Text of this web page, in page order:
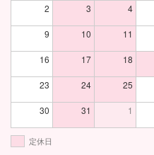
2 3 4
9 10 11
16 17 18
23 24 25
30 31 1
定休日